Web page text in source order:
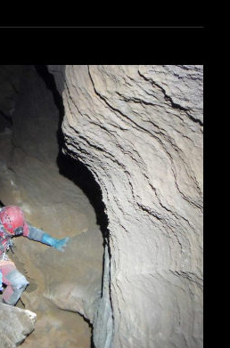
CLUB
L’AVERN
2025.